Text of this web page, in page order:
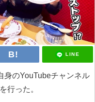
LINE
身のYouTubeチャンネル
行った。